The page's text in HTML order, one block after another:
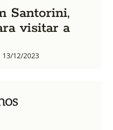
Santorini,
visitar a
13/12/2023